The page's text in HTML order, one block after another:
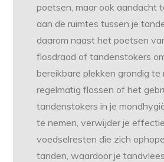
poetsen, maar ook aandacht
aan de ruimtes tussen je
daarom naast het poetsen
flosdraad of tandenstokers
bereikbare plekken grondig te
regelmatig flossen of het
tandenstokers in je
te nemen, verwijder je
voedselresten die zich
tanden, waardoor je